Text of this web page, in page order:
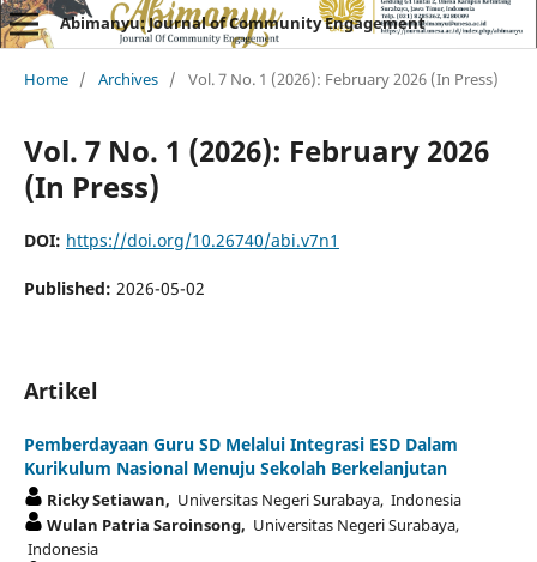
Abimanyu: Journal of Community Engagement
Home / Archives / Vol. 7 No. 1 (2026): February 2026 (In Press)
Vol. 7 No. 1 (2026): February 2026
(In Press)
DOI: https://doi.org/10.26740/abi.v7n1
Published: 2026-05-02
Artikel
Pemberdayaan Guru SD Melalui Integrasi ESD Dalam
Kurikulum Nasional Menuju Sekolah Berkelanjutan
Ricky Setiawan, Universitas Negeri Surabaya, Indonesia
Wulan Patria Saroinsong, Universitas Negeri Surabaya,
Indonesia